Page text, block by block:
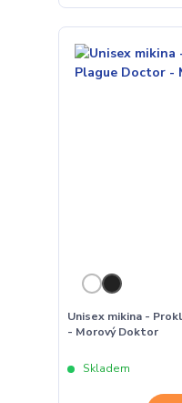
Unisex mikina -
- Morový Doktor
Skladem